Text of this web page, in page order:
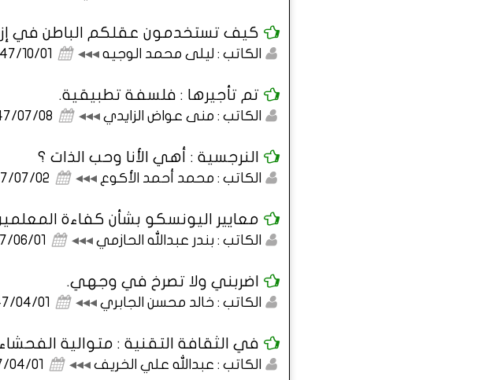
كيف تستخدمون عقلكم الباطن في
الكاتب : ليلى محمد الوجيه ◂◂◂
1447/10/01 (06:01
تم تأجيرها : فلسفة تطبيقية.
الكاتب : منى عواض الزايدي ◂◂◂
1447/07/08
النرجسية : أهي الأنا وحب الذات ؟
الكاتب : محمد أحمد الأكوع ◂◂◂
1447/07/02
معايير اليونسكو بشأن كفاءة
الكاتب : بندر عبدالله الحازمي ◂◂◂
1447/06/01
اضربني ولا تصرخ في وجهي.
الكاتب : خالد محسن الجابري ◂◂◂
1447/04/01
في الثقافة التقنية : متوالية
الكاتب : عبدالله علي الخريف ◂◂◂
1447/04/01